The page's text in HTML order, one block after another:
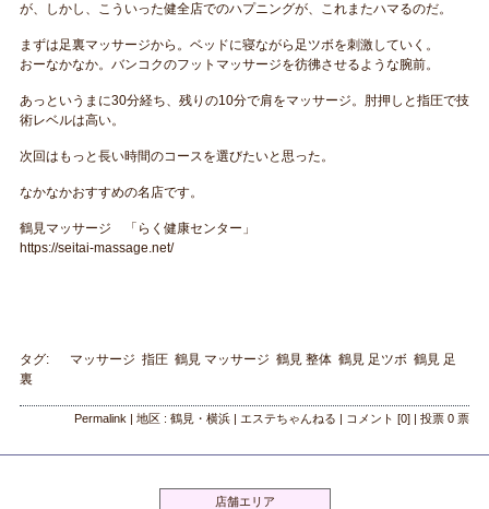
が、しかし、こういった健全店でのハプニングが、これまたハマるのだ。
まずは足裏マッサージから。ベッドに寝ながら足ツボを刺激していく。
おーなかなか。バンコクのフットマッサージを彷彿させるような腕前。
あっというまに30分経ち、残りの10分で肩をマッサージ。肘押しと指圧で技
術レベルは高い。
次回はもっと長い時間のコースを選びたいと思った。
なかなかおすすめの名店です。
鶴見マッサージ 「らく健康センター」
https://seitai-massage.net/
タグ: マッサージ 指圧 鶴見 マッサージ 鶴見 整体 鶴見 足ツボ 鶴見 足
裏
Permalink | 地区 : 鶴見・横浜 | エステちゃんねる | コメント [0] | 投票 0 票
店舗エリア